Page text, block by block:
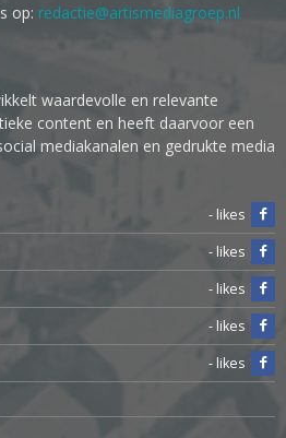
op: redactie@artismediagroep.nl
waardevolle en relevante
content en heeft daarvoor een
mediakanalen en gedrukte media
- likes
- likes
- likes
- likes
- likes